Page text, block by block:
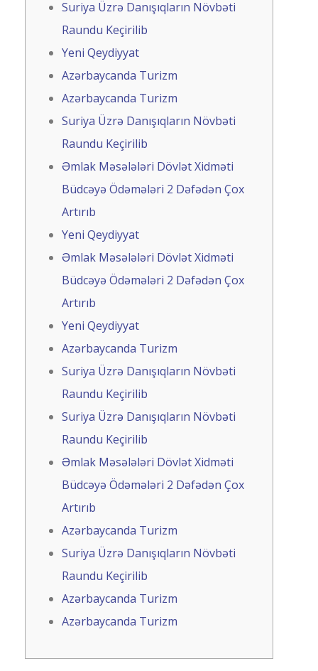
Suriya Üzrə Danışıqların Növbəti
Raundu Keçirilib
Yeni Qeydiyyat
Azərbaycanda Turizm
Azərbaycanda Turizm
Suriya Üzrə Danışıqların Növbəti
Raundu Keçirilib
Əmlak Məsələləri Dövlət Xidməti
Büdcəyə Ödəmələri 2 Dəfədən Çox
Artırıb
Yeni Qeydiyyat
Əmlak Məsələləri Dövlət Xidməti
Büdcəyə Ödəmələri 2 Dəfədən Çox
Artırıb
Yeni Qeydiyyat
Azərbaycanda Turizm
Suriya Üzrə Danışıqların Növbəti
Raundu Keçirilib
Suriya Üzrə Danışıqların Növbəti
Raundu Keçirilib
Əmlak Məsələləri Dövlət Xidməti
Büdcəyə Ödəmələri 2 Dəfədən Çox
Artırıb
Azərbaycanda Turizm
Suriya Üzrə Danışıqların Növbəti
Raundu Keçirilib
Azərbaycanda Turizm
Azərbaycanda Turizm